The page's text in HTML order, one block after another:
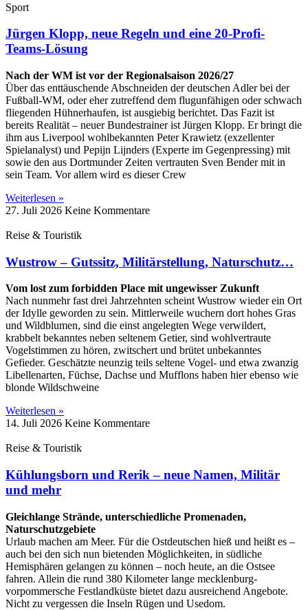
Sport
Jürgen Klopp, neue Regeln und eine 20-Profi-
Teams-Lösung
Nach der WM ist vor der Regionalsaison 2026/27
Über das enttäuschende Abschneiden der deutschen Adler bei der
Fußball-WM, oder eher zutreffend dem flugunfähigen oder schwach
fliegenden Hühnerhaufen, ist ausgiebig berichtet. Das Fazit ist
bereits Realität – neuer Bundestrainer ist Jürgen Klopp. Er bringt die
ihm aus Liverpool wohlbekannten Peter Krawietz (exzellenter
Spielanalyst) und Pepijn Lijnders (Experte im Gegenpressing) mit
sowie den aus Dortmunder Zeiten vertrauten Sven Bender mit in
sein Team. Vor allem wird es dieser Crew
Weiterlesen »
27. Juli 2026 Keine Kommentare
Reise & Touristik
Wustrow – Gutssitz, Militärstellung, Naturschutz…
Vom lost zum forbidden Place mit ungewisser Zukunft
Nach nunmehr fast drei Jahrzehnten scheint Wustrow wieder ein Ort
der Idylle geworden zu sein. Mittlerweile wuchern dort hohes Gras
und Wildblumen, sind die einst angelegten Wege verwildert,
krabbelt bekanntes neben seltenem Getier, sind wohlvertraute
Vogelstimmen zu hören, zwitschert und brütet unbekanntes
Gefieder. Geschätzte neunzig teils seltene Vogel- und etwa zwanzig
Libellenarten, Füchse, Dachse und Mufflons haben hier ebenso wie
blonde Wildschweine
Weiterlesen »
14. Juli 2026 Keine Kommentare
Reise & Touristik
Kühlungsborn und Rerik – neue Namen, Militär
und mehr
Gleichlange Strände, unterschiedliche Promenaden,
Naturschutzgebiete
Urlaub machen am Meer. Für die Ostdeutschen hieß und heißt es –
auch bei den sich nun bietenden Möglichkeiten, in südliche
Hemisphären gelangen zu können – noch heute, an die Ostsee
fahren. Allein die rund 380 Kilometer lange mecklenburg-
vorpommersche Festlandküste bietet dazu ausreichend Angebote.
Nicht zu vergessen die Inseln Rügen und Usedom.